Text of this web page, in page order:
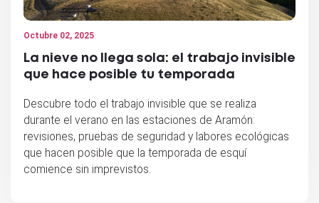
Octubre 02, 2025
La nieve no llega sola: el trabajo invisible
que hace posible tu temporada
Descubre todo el trabajo invisible que se realiza
durante el verano en las estaciones de Aramón:
revisiones, pruebas de seguridad y labores ecológicas
que hacen posible que la temporada de esquí
comience sin imprevistos.